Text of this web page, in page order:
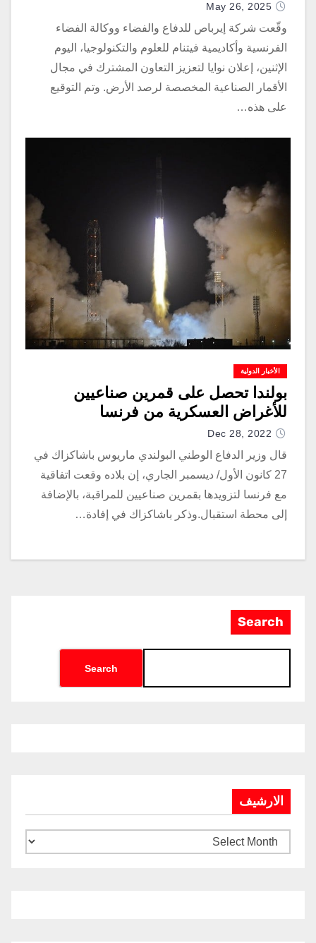
May 26, 2025
وقّعت شركة إيرباص للدفاع والفضاء ووكالة الفضاء
الفرنسية وأكاديمية فيتنام للعلوم والتكنولوجيا، اليوم
الإثنين، إعلان نوايا لتعزيز التعاون المشترك في مجال
الأقمار الصناعية المخصصة لرصد الأرض. وتم التوقيع
على هذه…
الأخبار الدولية
بولندا تحصل على قمرين صناعيين
للأغراض العسكرية من فرنسا
Dec 28, 2022
قال وزير الدفاع الوطني البولندي ماريوس باشاكزاك في
27 كانون الأول/ ديسمبر الجاري، إن بلاده وقعت اتفاقية
مع فرنسا لتزويدها بقمرين صناعيين للمراقبة، بالإضافة
إلى محطة استقبال.وذكر باشاكزاك في إفادة…
Search
Search
الارشيف